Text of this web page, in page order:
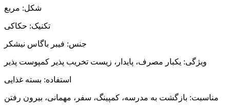
شکل: مربع
تکنیک: حکاکی
جنس: فیبر باگاس نیشکر
ویژگی: یکبار مصرف، پایدار، زیست تخریب پذیر کمپوست پذیر
استفاده: بسته غذایی
مناسبت: بازگشت به مدرسه، کمپینگ، سفر، مهمانی، بیرون رفتن